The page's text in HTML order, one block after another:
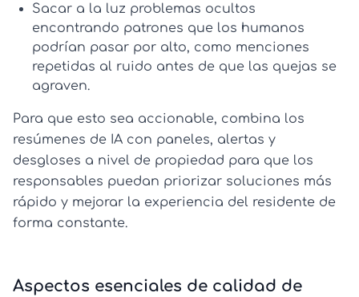
Sacar a la luz problemas ocultos
encontrando patrones que los humanos
podrían pasar por alto, como menciones
repetidas al ruido antes de que las quejas se
agraven.
Para que esto sea accionable, combina los
resúmenes de IA con paneles, alertas y
desgloses a nivel de propiedad para que los
responsables puedan priorizar soluciones más
rápido y mejorar la experiencia del residente de
forma constante.
Aspectos esenciales de calidad de